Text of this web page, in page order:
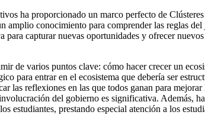
ha proporcionado un marco perfecto de
conocimiento para comprender las reglas
capturar nuevas oportunidades y ofrecer
de varios puntos clave: cómo hacer crecer un
para entrar en el ecosistema que debería ser
las reflexiones en las que todos ganan para
del gobierno es significativa. Además,
estudiantes, prestando especial atención a los